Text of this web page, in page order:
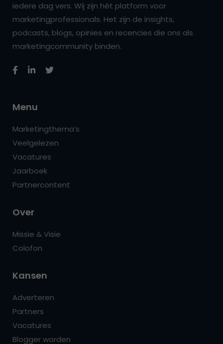
iedere dag vers. Wij zijn hét platform voor
marketingprofessionals. Het zijn de insights,
podcasts, blogs, opinies en recencies die ons als
marketingcommunity binden.
Menu
Marketingthema’s
Veelgelezen
Vacatures
Jaarboek
Partnercontent
Over
Missie & Visie
Colofon
Kansen
Adverteren
Partners
Vacatures
Blogger worden